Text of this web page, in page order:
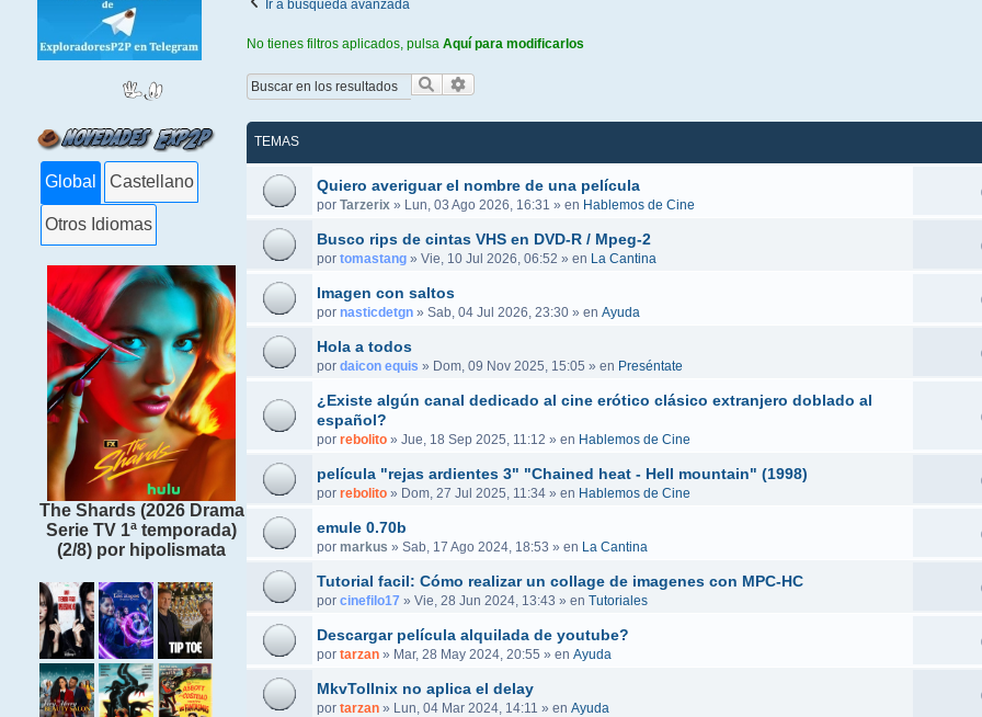
Global Castellano
Otros Idiomas
The Shards (2026 Drama
Serie TV 1ª temporada)
(2/8) por hipolismata
Ir a búsqueda avanzada
No tienes filtros aplicados, pulsa Aquí para modificarlos
Buscar
TEMAS
Quiero averiguar el nombre de una película
por Tarzerix» Lun, 03 Ago 2026, 16:31 » en Hablemos de Cine
Busco rips de cintas VHS en DVD-R / Mpeg-2
por tomastang» Vie, 10 Jul 2026, 06:52 » en La Cantina
Imagen con saltos
por nasticdetgn» Sab, 04 Jul 2026, 23:30» en Ayuda
Hola a todos
por daicon equis » Dom, 09 Nov 2025, 15:05 » en Preséntate
¿Existe algún canal dedicado al cine erótico clásico extranjero doblado al
español?
por rebolito» Jue, 18 Sep 2025, 11:12 » en Hablemos de Cine
película "rejas ardientes 3" "Chained heat - Hell mountain" (1998)
por rebolito» Dom, 27 Jul 2025, 11:34» en Hablemos de Cine
emule 0.70b
por markus » Sab, 17 Ago 2024, 18:53 » en La Cantina
Tutorial facil: Cómo realizar un collage de imagenes con MPC-HC
por cinefilo17 » Vie, 28 Jun 2024, 13:43 » en Tutoriales
Descargar película alquilada de youtube?
por tarzan» Mar, 28 May 2024, 20:55 » en Ayuda
MkvTollnix no aplica el delay
por tarzan» Lun, 04 Mar 2024, 14:11 » en Ayuda